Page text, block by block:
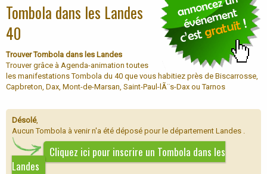
Tombola dans les Landes
40
Trouver Tombola dans les Landes
Trouver grâce à Agenda-animation toutes
les manifestations Tombola du 40 que vous habitiez près de Biscarrosse,
Capbreton, Dax, Mont-de-Marsan, Saint-Paul-lÃ¨s-Dax ou Tarnos
Désolé,
Aucun Tombola à venir n'a été déposé pour le département Landes .
Cliquez ici pour inscrire un Tombola dans les
Landes